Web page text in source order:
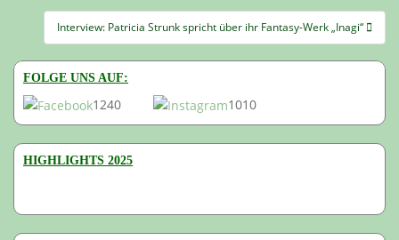
Interview: Patricia Strunk spricht über ihr Fantasy-Werk „Inagi“
FOLGE UNS AUF:
1240 1010
HIGHLIGHTS 2025